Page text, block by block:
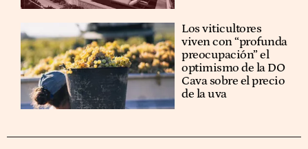
Los viticultores
viven con “profunda
preocupación” el
optimismo de la DO
Cava sobre el precio
de la uva